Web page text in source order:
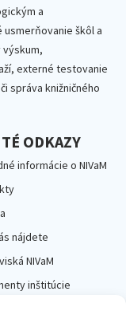
a
škôl a
externé testovanie
správa knižničného
ODKAZY
informácie o NIVaM
nájdete
NIVaM
inštitúcie